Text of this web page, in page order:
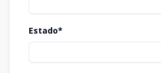
Estado*